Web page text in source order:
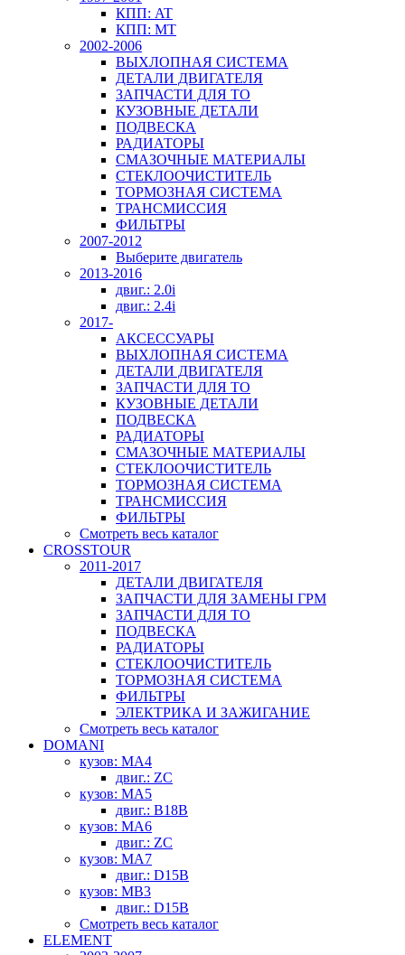
КПП: AT
КПП: MT
2002-2006
ВЫХЛОПНАЯ СИСТЕМА
ДЕТАЛИ ДВИГАТЕЛЯ
ЗАПЧАСТИ ДЛЯ ТО
КУЗОВНЫЕ ДЕТАЛИ
ПОДВЕСКА
РАДИАТОРЫ
СМАЗОЧНЫЕ МАТЕРИАЛЫ
СТЕКЛООЧИСТИТЕЛЬ
ТОРМОЗНАЯ СИСТЕМА
ТРАНСМИССИЯ
ФИЛЬТРЫ
2007-2012
Выберите двигатель
2013-2016
двиг.: 2.0i
двиг.: 2.4i
2017-
АКСЕССУАРЫ
ВЫХЛОПНАЯ СИСТЕМА
ДЕТАЛИ ДВИГАТЕЛЯ
ЗАПЧАСТИ ДЛЯ ТО
КУЗОВНЫЕ ДЕТАЛИ
ПОДВЕСКА
РАДИАТОРЫ
СМАЗОЧНЫЕ МАТЕРИАЛЫ
СТЕКЛООЧИСТИТЕЛЬ
ТОРМОЗНАЯ СИСТЕМА
ТРАНСМИССИЯ
ФИЛЬТРЫ
Смотреть весь каталог
CROSSTOUR
2011-2017
ДЕТАЛИ ДВИГАТЕЛЯ
ЗАПЧАСТИ ДЛЯ ЗАМЕНЫ ГРМ
ЗАПЧАСТИ ДЛЯ ТО
ПОДВЕСКА
РАДИАТОРЫ
СТЕКЛООЧИСТИТЕЛЬ
ТОРМОЗНАЯ СИСТЕМА
ФИЛЬТРЫ
ЭЛЕКТРИКА И ЗАЖИГАНИЕ
Смотреть весь каталог
DOMANI
кузов: MA4
двиг.: ZC
кузов: MA5
двиг.: B18B
кузов: MA6
двиг.: ZC
кузов: MA7
двиг.: D15B
кузов: MB3
двиг.: D15B
Смотреть весь каталог
ELEMENT